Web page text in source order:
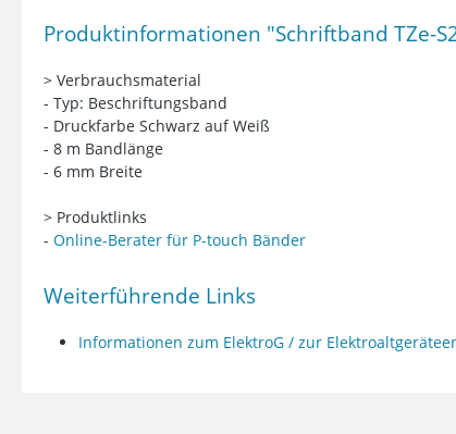
Produktinformationen "Schriftband TZe-
> Verbrauchsmaterial
- Typ: Beschriftungsband
- Druckfarbe Schwarz auf Weiß
- 8 m Bandlänge
- 6 mm Breite
> Produktlinks
- Online-Berater für P-touch Bänder
Weiterführende Links
Informationen zum ElektroG / zur